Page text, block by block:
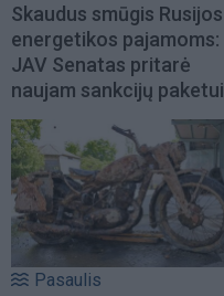
Skaudus smūgis Rusijos
energetikos pajamoms:
JAV Senatas pritarė
naujam sankcijų paketui
Pasaulis